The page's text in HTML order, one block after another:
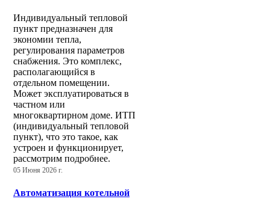
Индивидуальный тепловой
пункт предназначен для
экономии тепла,
регулирования параметров
снабжения. Это комплекс,
располагающийся в
отдельном помещении.
Может эксплуатироваться в
частном или
многоквартирном доме. ИТП
(индивидуальный тепловой
пункт), что это такое, как
устроен и функционирует,
рассмотрим подробнее.
05 Июня 2026 г.
Автоматизация котельной